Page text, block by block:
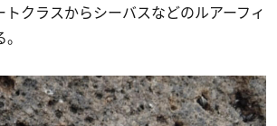
クラスからシーバスなどのルアーフィ